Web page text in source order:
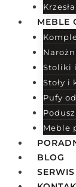
Krzesła
MEBLE
Stoliki i
Stoły i
Pufy
Meble
BLOG
SERWIS